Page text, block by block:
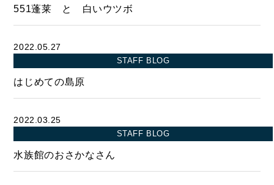
- ル・カフェニシハラ
551蓬莱 と 白いウツボ
2022.05.27
STAFF BLOG
はじめての島原
2022.03.25
STAFF BLOG
水族館のおさかなさん